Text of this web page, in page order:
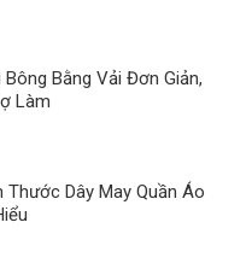
Bông Bằng Vải Đơn Giản,
Làm
Dây May Quần Áo